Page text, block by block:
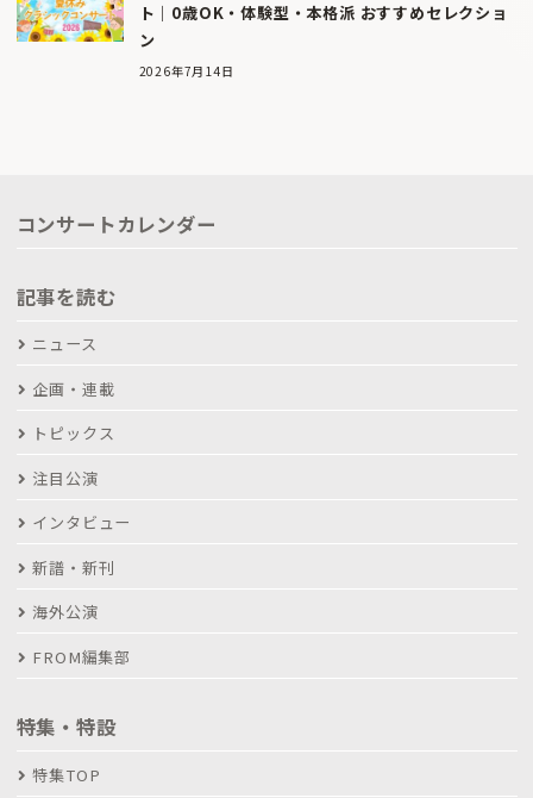
ト｜0歳OK・体験型・本格派 おすすめセレクショ
ン
2026年7月14日
コンサートカレンダー
記事を読む
ニュース
企画・連載
トピックス
注目公演
インタビュー
新譜・新刊
海外公演
FROM編集部
特集・特設
特集TOP